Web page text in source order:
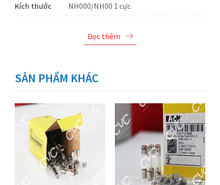
Kích thước
NH000/NH00 1 cực
Đọc thêm
SẢN PHẨM KHÁC